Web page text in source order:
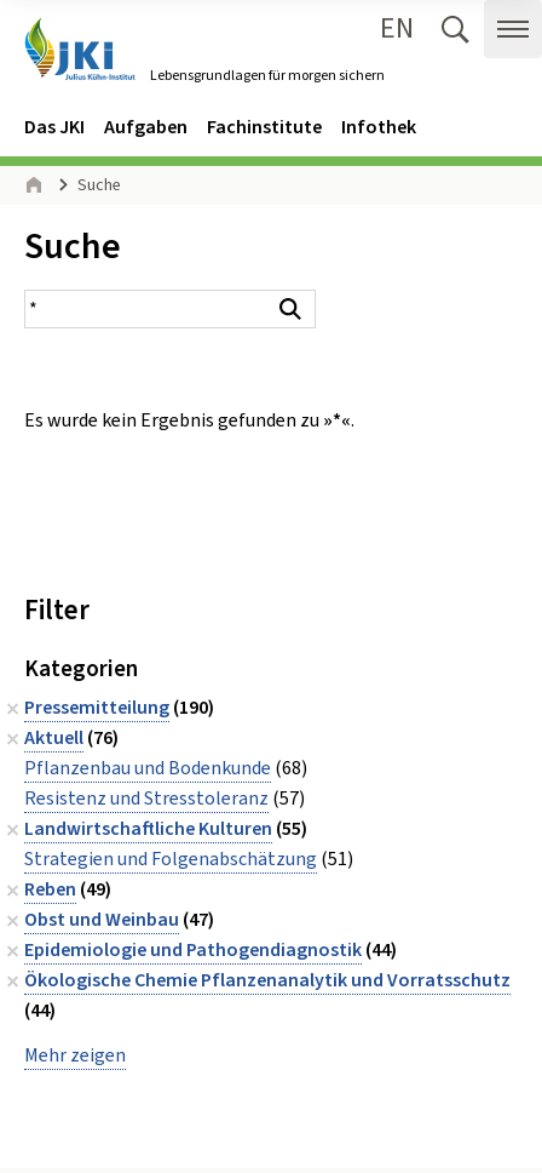
Lebensgrundlagen für morgen sichern
EN
Navigation
Hauptmenü
Das JKI Aufgaben Fachinstitute Infothek
Seitenpfad
Suche
Inhalt:
Suche
Suchergebnis
Es wurde kein Ergebnis gefunden zu »*«.
Filter
Kategorien
Pressemitteilung(190)
Aktuell(76)
Pflanzenbau und Bodenkunde (68)
Resistenz und Stresstoleranz (57)
Landwirtschaftliche Kulturen (55)
Strategien und Folgenabschätzung (51)
Reben (49)
Obst und Weinbau (47)
Epidemiologie und Pathogendiagnostik(44)
Ökologische Chemie Pflanzenanalytik und Vorratsschutz
(44)
Mehr zeigen